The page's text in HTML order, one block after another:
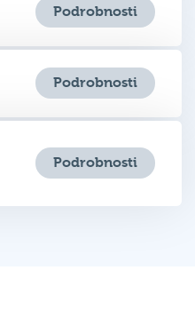
Podrobnosti
Podrobnosti
Podrobnosti